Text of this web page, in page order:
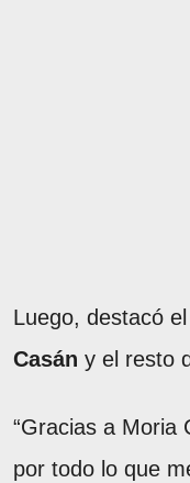
Luego, destacó
Casán y el resto
“Gracias a Moria
por todo lo que